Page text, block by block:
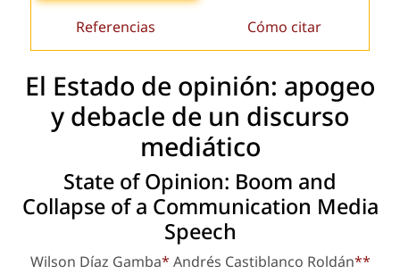
Referencias Cómo citar
El Estado de opinión: apogeo
y debacle de un discurso
mediático
State of Opinion: Boom and
Collapse of a Communication Media
Speech
Wilson Díaz Gamba* Andrés Castiblanco Roldán**